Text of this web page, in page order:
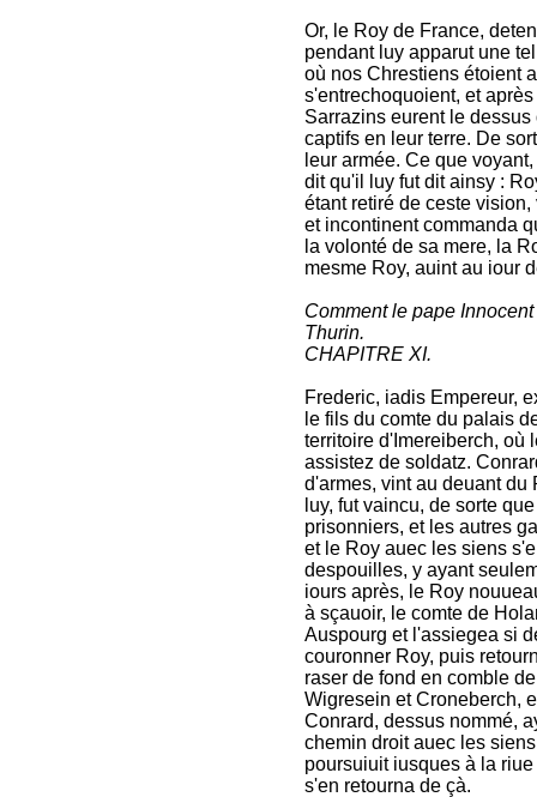
Or, le Roy de France,
pendant luy apparut une
où nos Chrestiens étoient
s'entrechoquoient, et
Sarrazins eurent le
captifs en leur terre. De
leur armée. Ce que
dit qu'il luy fut dit ainsy :
étant retiré de ceste
et incontinent commanda
la volonté de sa mere, la
mesme Roy, auint au iour
Comment le pape
Thurin.
CHAPITRE XI.
Frederic, iadis Empereur,
le fils du comte du palais
territoire d'Imereiberch, où
assistez de soldatz.
d'armes, vint au deuant du
luy, fut vaincu, de sorte
prisonniers, et les autres
et le Roy auec les siens
despouilles, y ayant
iours après, le Roy
à sçauoir, le comte de
Auspourg et l'assiegea si
couronner Roy, puis
raser de fond en comble
Wigresein et Croneberch,
Conrard, dessus nommé,
chemin droit auec les
poursuiuit iusques à la
s'en retourna de çà.